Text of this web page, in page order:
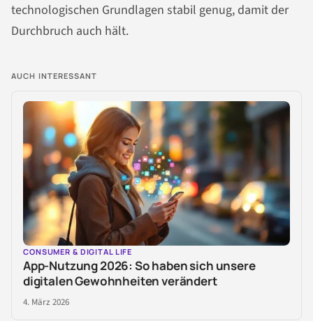
technologischen Grundlagen stabil genug, damit der
Durchbruch auch hält.
AUCH INTERESSANT
CONSUMER & DIGITAL LIFE
App-Nutzung 2026: So haben sich unsere
digitalen Gewohnheiten verändert
4. März 2026